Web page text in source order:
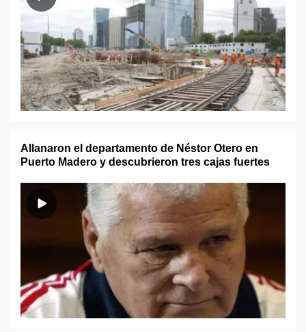
Allanaron el departamento de Néstor Otero en
Puerto Madero y descubrieron tres cajas fuertes